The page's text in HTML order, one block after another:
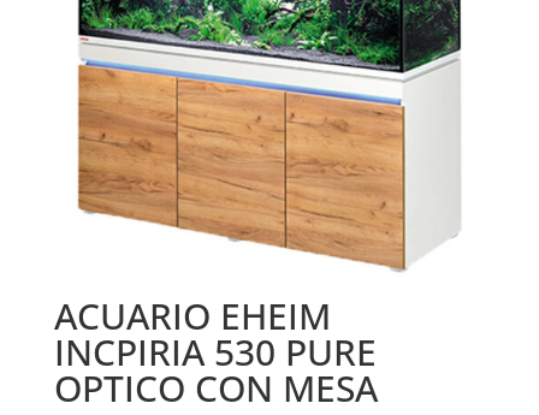
ACUARIO EHEIM
INCPIRIA 530 PURE
OPTICO CON MESA